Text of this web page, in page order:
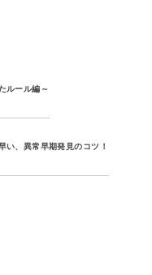
ルール編～
い、異常早期発見のコツ！